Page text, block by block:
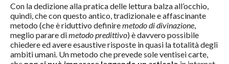
Con la dedizione alla pratica delle lettura balza all’occhio,
quindi, che con questo antico, tradizionale e affascinante
metodo (che è riduttivo definiremetodo di divinazione
meglio parare dimetodo predittivo) è davvero possibile
chiedere ed avere esaustive risposte in quasi la totalità degli
ambiti umani. Un metodo che prevede sole ventisei carte,